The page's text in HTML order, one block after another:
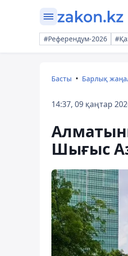
#Референдум-2026
Басты Барлық
14:37, 09 қаңтар
Шығыс